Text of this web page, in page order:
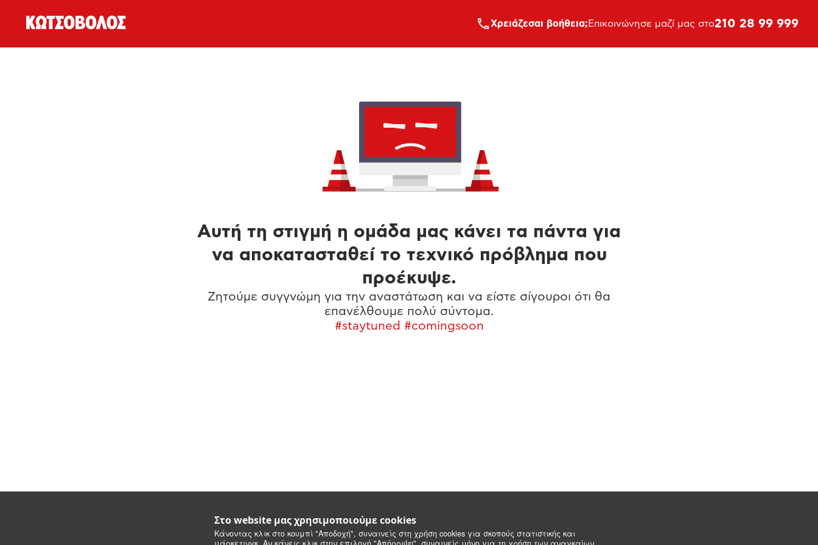
Στο website μας χρησιμοποιούμε cookies
Κάνοντας κλικ στο κουμπί "Αποδοχή", συναινείς στη χρήση cookies για σκοπούς στατιστικής και
Xρειάζεσαι βοήθεια; Επικοινώνησε μαζί μας στο210 28 99 999
Αυτή τη στιγμή η ομάδα μας κάνει τα πάντα για
να αποκατασταθεί το τεχνικό πρόβλημα που
προέκυψε.
Ζητούμε συγγνώμη για την αναστάτωση και να είστε σίγουροι ότι θα
επανέλθουμε πολύ σύντομα.
#staytuned #comingsoon